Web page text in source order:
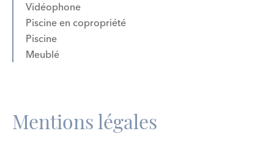
Vidéophone
Piscine en copropriété
Piscine
Meublé
Mentions légales